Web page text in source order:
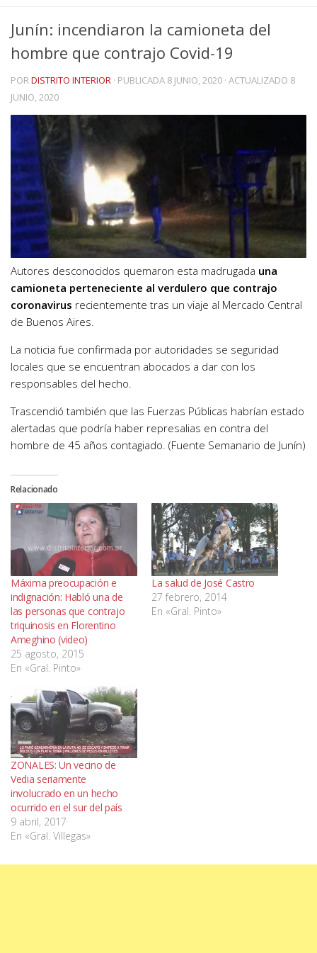
Junín: incendiaron la camioneta del
hombre que contrajo Covid-19
PORDISTRITO INTERIOR · PUBLICADA 8 JUNIO, 2020 · ACTUALIZADO 8
JUNIO, 2020
Autores desconocidos quemaron esta madrugada una
camioneta perteneciente al verdulero que contrajo
coronavirus recientemente tras un viaje al Mercado Central
de Buenos Aires.
La noticia fue confirmada por autoridades se seguridad
locales que se encuentran abocados a dar con los
responsables del hecho.
Trascendió también que las Fuerzas Públicas habrían estado
alertadas que podría haber represalias en contra del
hombre de 45 años contagiado. (Fuente Semanario de Junín)
Relacionado
Máxima preocupación e
indignación: Habló una de
las personas que contrajo
triquinosis en Florentino
Ameghino (video)
25 agosto, 2015
En «Gral. Pinto»
La salud de José Castro
27 febrero, 2014
En «Gral. Pinto»
ZONALES: Un vecino de
Vedia seriamente
involucrado en un hecho
ocurrido en el sur del país
9 abril, 2017
En «Gral. Villegas»